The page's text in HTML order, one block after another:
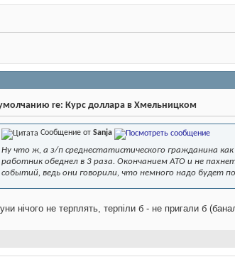
re: Курс доллара в Хмельницком
Сообщение от Sanja
Ну что ж, а з/п среднестатистического гражданина
работник обеднел в 3 раза. Окончанием АТО и не
событий, ведь они говорили, что немного надо будет
нічого не терплять, терпіли б - не пригали б